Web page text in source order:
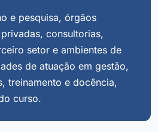
e pesquisa, órgãos
consultorias,
setor e ambientes de
de atuação em gestão,
treinamento e docência,
curso.